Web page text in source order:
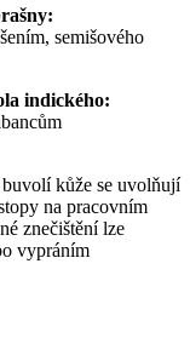
semišového
indického:
kůže se uvolňují
na pracovním
znečištění lze
vypráním